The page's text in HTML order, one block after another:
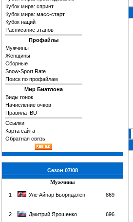
Кубок мира: спринт
Кубок мира: масс-старт
Кубок наций
Расписание этапов
Профайлы
Мужчины
Женщины
Сборные
Snow-Sport Rate
Поиск по профайлам
Мир Биатлона
Виды гонок
Начисление очков
Правила IBU
Ссылки
Карта сайта
Обратная связь
Сезон 07/08
Мужчины
1 Уле Айнар Бьорндален 869
2 Дмитрий Ярошенко 696